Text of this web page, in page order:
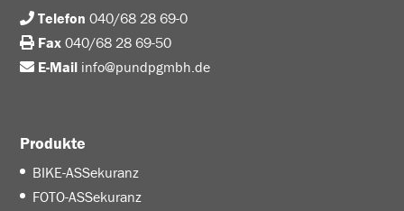
Telefon 040/68 28 69-0
Fax 040/68 28 69-50
E-Mail info@pundpgmbh.de
Produkte
BIKE-ASSekuranz
FOTO-ASSekuranz